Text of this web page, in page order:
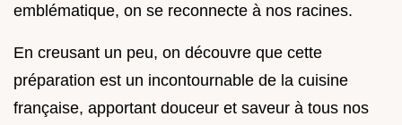
emblématique, on se reconnecte à nos racines.
En creusant un peu, on découvre que cette
préparation est un incontournable de la cuisine
française, apportant douceur et saveur à tous nos